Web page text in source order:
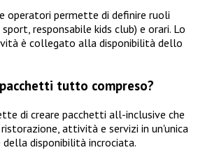
operatori permette di definire ruoli
responsabile kids club) e orari. Lo
è collegato alla disponibilità dello
tutto compreso?
di creare pacchetti all-inclusive che
attività e servizi in un'unica
disponibilità incrociata.